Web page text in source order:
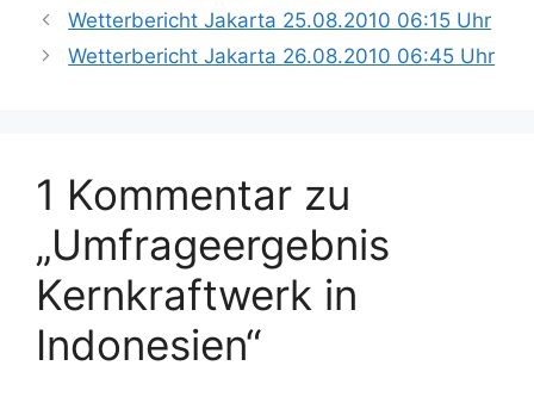
Wetterbericht Jakarta 25.08.2010 06:15 Uhr
Wetterbericht Jakarta 26.08.2010 06:45 Uhr
1 Kommentar zu
„Umfrageergebnis
Kernkraftwerk in
Indonesien“